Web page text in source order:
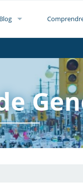
Blog